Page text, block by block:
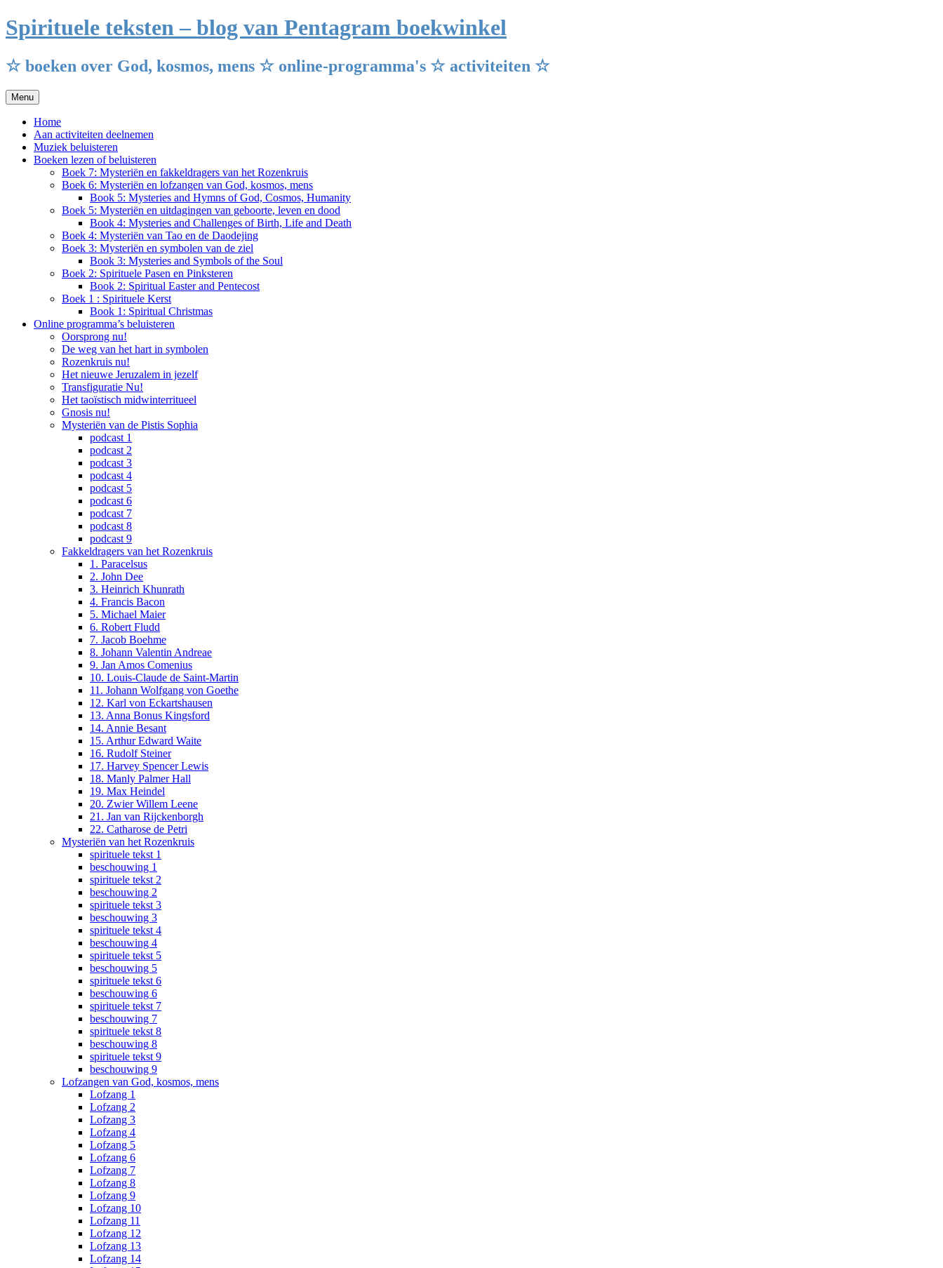
Ga
naar
inhoud
Spirituele teksten – blog van Pentagram boekwinkel
☆ boeken over God, kosmos, mens ☆ online-programma's ☆ activiteiten ☆
Menu
Home
Aan activiteiten deelnemen
Muziek beluisteren
Boeken lezen of beluisteren
Boek 7: Mysteriën en fakkeldragers van het Rozenkruis
Boek 6: Mysteriën en lofzangen van God, kosmos, mens
Book 5: Mysteries and Hymns of God, Cosmos, Humanity
Boek 5: Mysteriën en uitdagingen van geboorte, leven en dood
Book 4: Mysteries and Challenges of Birth, Life and Death
Boek 4: Mysteriën van Tao en de Daodejing
Boek 3: Mysteriën en symbolen van de ziel
Book 3: Mysteries and Symbols of the Soul
Boek 2: Spirituele Pasen en Pinksteren
Book 2: Spiritual Easter and Pentecost
Boek 1 : Spirituele Kerst
Book 1: Spiritual Christmas
Online programma’s beluisteren
Oorsprong nu!
De weg van het hart in symbolen
Rozenkruis nu!
Het nieuwe Jeruzalem in jezelf
Transfiguratie Nu!
Het taoïstisch midwinterritueel
Gnosis nu!
Mysteriën van de Pistis Sophia
podcast 1
podcast 2
podcast 3
podcast 4
podcast 5
podcast 6
podcast 7
podcast 8
podcast 9
Fakkeldragers van het Rozenkruis
1. Paracelsus
2. John Dee
3. Heinrich Khunrath
4. Francis Bacon
5. Michael Maier
6. Robert Fludd
7. Jacob Boehme
8. Johann Valentin Andreae
9. Jan Amos Comenius
10. Louis-Claude de Saint-Martin
11. Johann Wolfgang von Goethe
12. Karl von Eckartshausen
13. Anna Bonus Kingsford
14. Annie Besant
15. Arthur Edward Waite
16. Rudolf Steiner
17. Harvey Spencer Lewis
18. Manly Palmer Hall
19. Max Heindel
20. Zwier Willem Leene
21. Jan van Rijckenborgh
22. Catharose de Petri
Mysteriën van het Rozenkruis
spirituele tekst 1
beschouwing 1
spirituele tekst 2
beschouwing 2
spirituele tekst 3
beschouwing 3
spirituele tekst 4
beschouwing 4
spirituele tekst 5
beschouwing 5
spirituele tekst 6
beschouwing 6
spirituele tekst 7
beschouwing 7
spirituele tekst 8
beschouwing 8
spirituele tekst 9
beschouwing 9
Lofzangen van God, kosmos, mens
Lofzang 1
Lofzang 2
Lofzang 3
Lofzang 4
Lofzang 5
Lofzang 6
Lofzang 7
Lofzang 8
Lofzang 9
Lofzang 10
Lofzang 11
Lofzang 12
Lofzang 13
Lofzang 14